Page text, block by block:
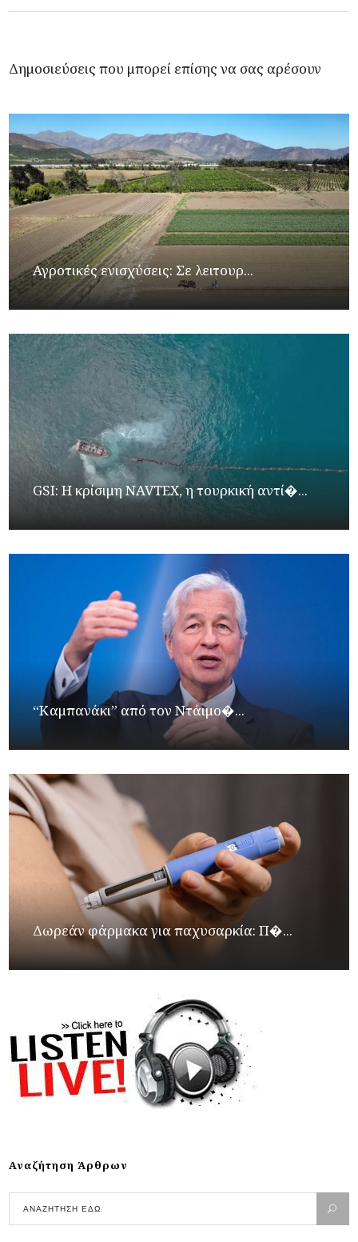
Δημοσιεύσεις που μπορεί επίσης να σας αρέσουν
Αγροτικές ενισχύσεις: Σε λειτουρ...
GSI: Η κρίσιμη NAVTEX, η τουρκική αντί�...
“Καμπανάκι” από τον Ντάιμο�...
Δωρεάν φάρμακα για παχυσαρκία: Π�...
Αναζήτηση Άρθρων